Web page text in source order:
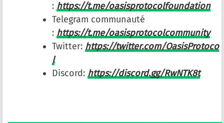
: https://t.me/oasisprotocolfoundation
Telegram communauté
: https://t.me/oasisprotocolcommunity
Twitter: https://twitter.com/OasisProtoco
l
Discord: https://discord.gg/RwNTK8t